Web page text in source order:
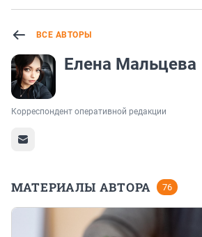
ВСЕ АВТОРЫ
Елена Мальцева
Корреспондент оперативной редакции
МАТЕРИАЛЫ АВТОРА 76